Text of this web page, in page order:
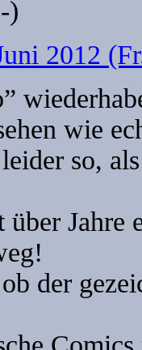
)
2012
wie
so,
über
der